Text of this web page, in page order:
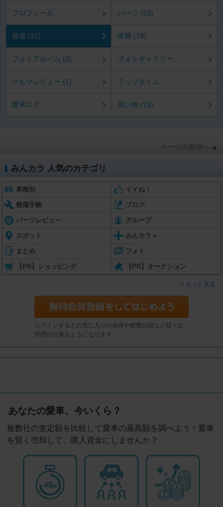
プロフィール パーツ (33)
整備 (32) 燃費 (78)
フォトアルバム (2) フォトギャラリー
クルマレビュー (1) ラップタイム
愛車ログ 買い物 (15)
ページの先頭へ ▲
みんカラ 人気のカテゴリ
車種別 イイね！
整備手帳 ブログ
パーツレビュー グループ
スポット みんカラ＋
まとめ フォト
【PR】ショッピング 【PR】オークション
もっと見る
ログインするとお気に入りの保存や燃費記録など様々な
管理が出来るようになります
あなたの愛車、今いくら？
複数社の査定額を比較して愛車の最高額を調べよう！愛車
を賢く売却して、購入資金にしませんか？